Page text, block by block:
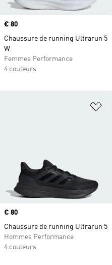
Prix
€ 80
Chaussure de running Ultrarun 5
W
Femmes Performance
4 couleurs
Prix
€ 80
Chaussure de running Ultrarun 5
Hommes Performance
4 couleurs